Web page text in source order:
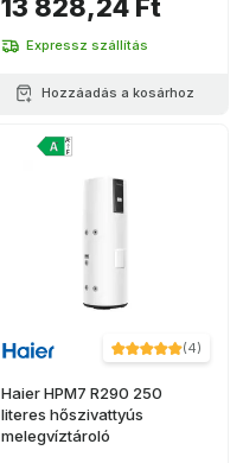
13 828,24 Ft
Expressz szállítás
Hozzáadás a kosárhoz
(4)
Haier HPM7 R290 250
literes hőszivattyús
melegvíztároló